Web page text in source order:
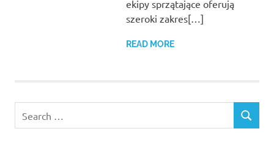
ekipy sprzątające oferują
szeroki zakres[…]
READ MORE
for:
SEARCH